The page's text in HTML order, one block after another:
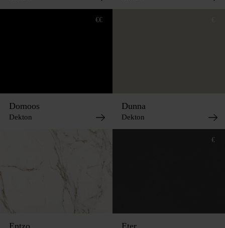
€€
Domoos
Dekton
Dunna
Dekton
Entzo
€
Eter